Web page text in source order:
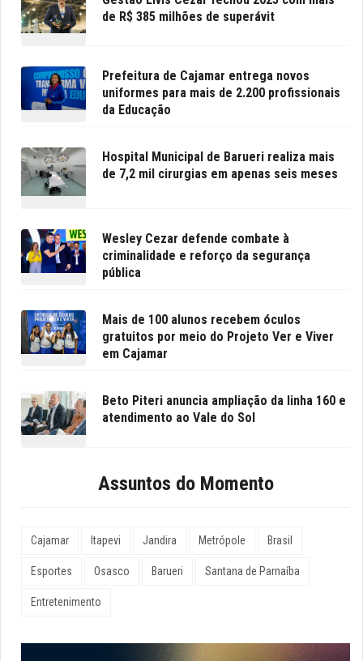
de R$ 385 milhões de superávit
Prefeitura de Cajamar entrega novos
uniformes para mais de 2.200 profissionais
da Educação
Hospital Municipal de Barueri realiza mais
de 7,2 mil cirurgias em apenas seis meses
Wesley Cezar defende combate à
criminalidade e reforço da segurança
pública
Mais de 100 alunos recebem óculos
gratuitos por meio do Projeto Ver e Viver
em Cajamar
Beto Piteri anuncia ampliação da linha 160 e
atendimento ao Vale do Sol
Assuntos do Momento
Cajamar Itapevi Jandira Metrópole Brasil
Esportes Osasco Barueri Santana de Parnaíba
Entretenimento